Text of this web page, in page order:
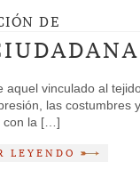
DE
vinculado al
las costumbres
con la […]
LEYENDO